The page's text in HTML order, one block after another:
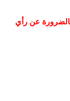
بالضرورة عن رأي